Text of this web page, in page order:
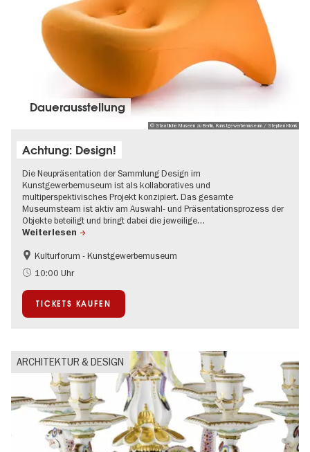
© Staatliche Museen zu Berlin, Kunstgewerbemuseum / Stephan Klonk
Dauer­aus­stel­lung
Achtung: Design!
Die Neupräsentation der Sammlung Design im
Kunstgewerbemuseum ist als kollaboratives und
multiperspektivisches Projekt konzipiert. Das gesamte
Museumsteam ist aktiv am Auswahl- und Präsentationsprozess der
Objekte beteiligt und bringt dabei die jeweilige…
Weiterlesen
Mode und Design
Kulturforum - Kunstgewerbemuseum
10:00 Uhr
TICKETS KAUFEN
ARCHITEKTUR & DESIGN